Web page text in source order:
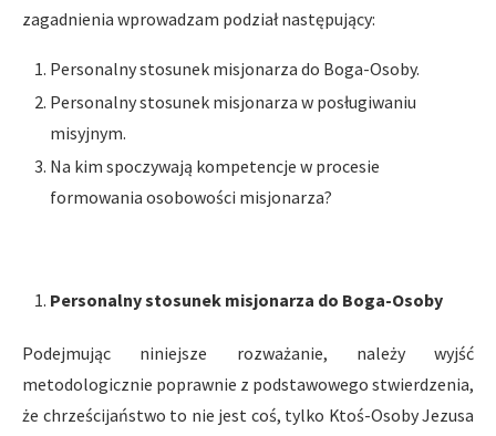
zagadnienia wprowadzam podział następujący:
Personalny stosunek misjonarza do Boga-Osoby.
Personalny stosunek misjonarza w posługiwaniu
misyjnym.
Na kim spoczywają kompetencje w procesie
formowania osobowości misjonarza?
Personalny stosunek misjonarza do Boga-Osoby
Podejmując niniejsze rozważanie, należy wyjść
metodologicznie poprawnie z podstawowego stwierdzenia,
że chrześcijaństwo to nie jest coś, tylko Ktoś-Osoby Jezusa